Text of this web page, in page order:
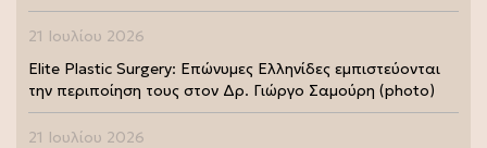
21 Ιουλίου 2026
Elite Plastic Surgery: Επώνυμες Ελληνίδες εμπιστεύονται
την περιποίηση τους στον Δρ. Γιώργο Σαμούρη (photo)
21 Ιουλίου 2026